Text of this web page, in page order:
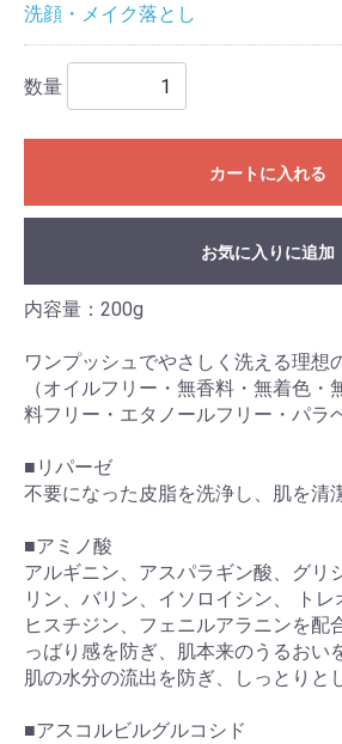
洗顔・メイク落とし
数量
カートに入れる
お気に入りに追加
内容量：200g
ワンプッシュでやさしく洗える理想
（オイルフリー・無香料・無着色・
料フリー・エタノールフリー・パラ
■リパーゼ
不要になった皮脂を洗浄し、肌を清
■アミノ酸
アルギニン、アスパラギン酸、グリ
リン、バリン、イソロイシン、 トレ
ヒスチジン、フェニルアラニンを配
っばり感を防ぎ、肌本来のうるおい
肌の水分の流出を防ぎ、しっとりと
■アスコルビルグルコシド